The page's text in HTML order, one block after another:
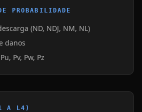
PROBABILIDADE
(ND, NDJ, NM, NL)
danos
Pv, Pw, Pz
A L4)